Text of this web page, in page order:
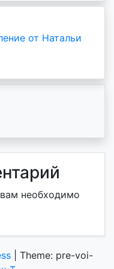
от Натальи
необходимо
Theme: pre-voi-